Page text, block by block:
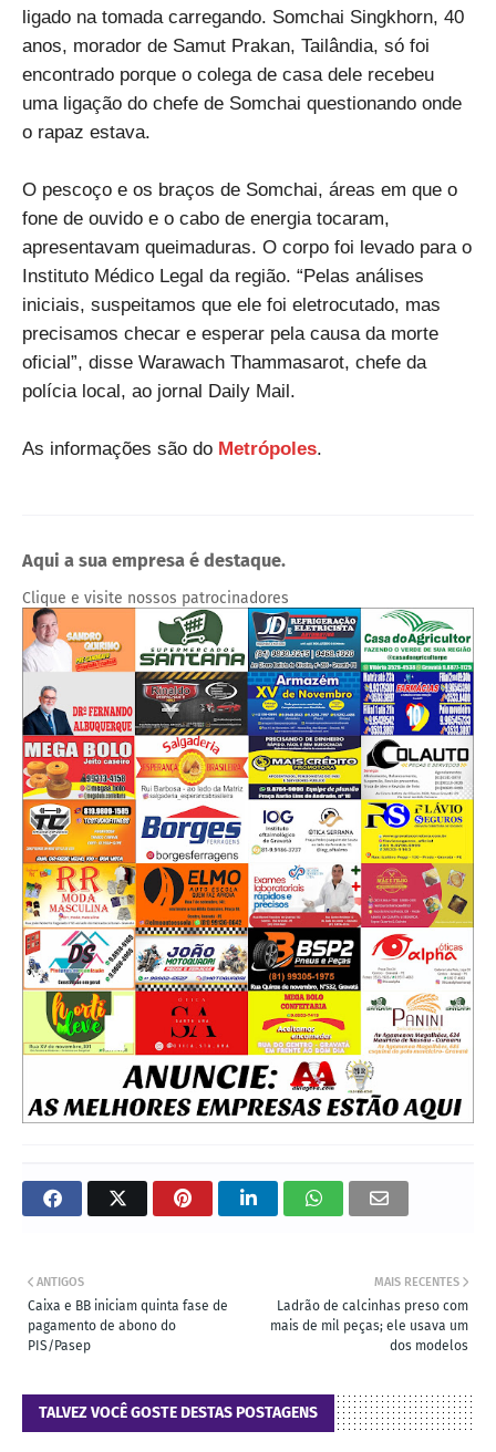
ligado na tomada carregando. Somchai Singkhorn, 40
anos, morador de Samut Prakan, Tailândia, só foi
encontrado porque o colega de casa dele recebeu
uma ligação do chefe de Somchai questionando onde
o rapaz estava.
O pescoço e os braços de Somchai, áreas em que o
fone de ouvido e o cabo de energia tocaram,
apresentavam queimaduras. O corpo foi levado para o
Instituto Médico Legal da região. “Pelas análises
iniciais, suspeitamos que ele foi eletrocutado, mas
precisamos checar e esperar pela causa da morte
oficial”, disse Warawach Thammasarot, chefe da
polícia local, ao jornal Daily Mail.
As informações são do Metrópoles.
Aqui a sua empresa é destaque.
Clique e visite nossos patrocinadores
MAIS RECENTES
Ladrão de calcinhas preso com
mais de mil peças; ele usava um
dos modelos
ANTIGOS
Caixa e BB iniciam quinta fase de
pagamento de abono do
PIS/Pasep
TALVEZ VOCÊ GOSTE DESTAS POSTAGENS